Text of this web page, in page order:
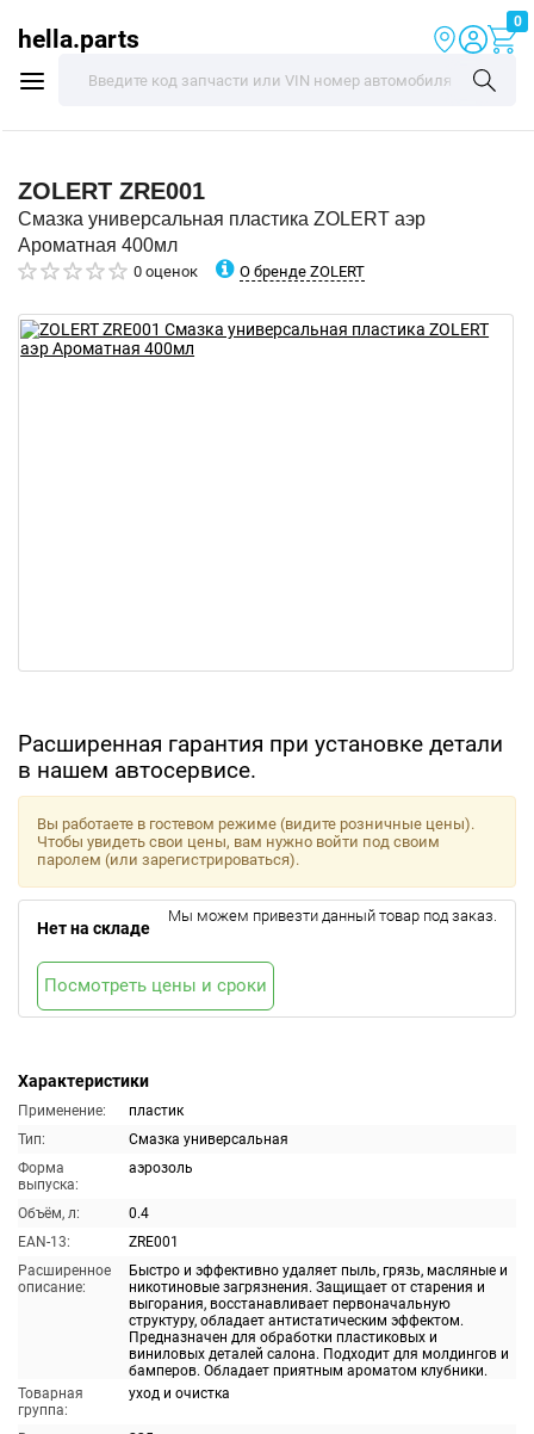
hella.parts
0
ZOLERT ZRE001
Смазка универсальная пластика ZOLERT аэр
Ароматная 400мл
0 оценок О бренде ZOLERT
Расширенная гарантия при установке детали
в нашем автосервисе.
Характеристики
Применение:
пластик
Тип:
Смазка универсальная
Форма
выпуска:
аэрозоль
Объём, л:
0.4
EAN-13:
ZRE001
Расширенное
описание:
Быстро и эффективно удаляет пыль, грязь, масляные и
никотиновые загрязнения. Защищает от старения и
выгорания, восстанавливает первоначальную
структуру, обладает антистатическим эффектом.
Предназначен для обработки пластиковых и
виниловых деталей салона. Подходит для молдингов и
бамперов. Обладает приятным ароматом клубники.
Товарная
группа:
уход и очистка
Вы работаете в гостевом режиме (видите розничные цены).
Чтобы увидеть свои цены, вам нужно войти под своим
паролем (или зарегистрироваться).
Нет на складе
Мы можем привезти данный товар под заказ.
Посмотреть цены и сроки